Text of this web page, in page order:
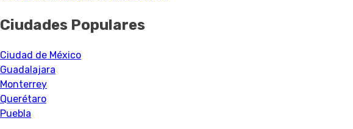
Ciudades Populares
Ciudad de México
Guadalajara
Monterrey
Querétaro
Puebla